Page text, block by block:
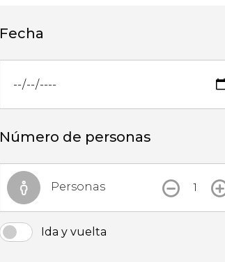
Fecha
Número de personas
Personas
Ida y vuelta